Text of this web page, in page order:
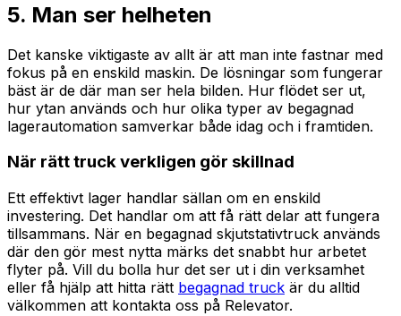
5. Man ser helheten
Det kanske viktigaste av allt är att man inte fastnar med
fokus på en enskild maskin. De lösningar som fungerar
bäst är de där man ser hela bilden. Hur flödet ser ut,
hur ytan används och hur olika typer av begagnad
lagerautomation samverkar både idag och i framtiden.
När rätt truck verkligen gör skillnad
Ett effektivt lager handlar sällan om en enskild
investering. Det handlar om att få rätt delar att fungera
tillsammans. När en begagnad skjutstativtruck används
där den gör mest nytta märks det snabbt hur arbetet
flyter på. Vill du bolla hur det ser ut i din verksamhet
eller få hjälp att hitta rätt begagnad truck är du alltid
välkommen att kontakta oss på Relevator.